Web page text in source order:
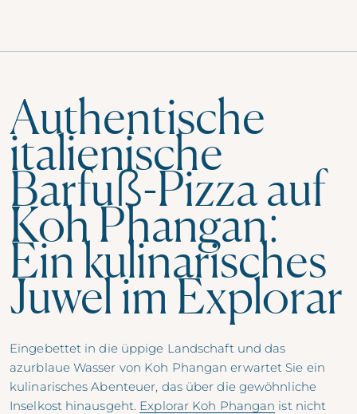
Authentische
italienische
Barfuß-Pizza auf
Koh Phangan:
Ein kulinarisches
Juwel im Explorar
Eingebettet in die üppige Landschaft und das
azurblaue Wasser von Koh Phangan erwartet Sie ein
kulinarisches Abenteuer, das über die gewöhnliche
Inselkost hinausgeht. Explorar Koh Phangan ist nicht